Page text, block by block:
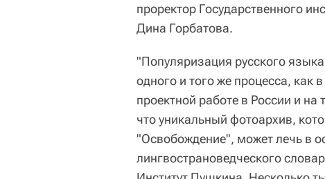
проректор Государственного
Дина Горбатова.
"Популяризация русского
одного и того же процесса, как
проектной работе в России и
что уникальный фотоархив,
"Освобождение", может лечь в
лингвострановедческого